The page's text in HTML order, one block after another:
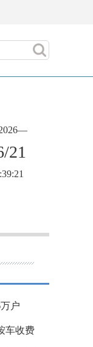
21
户
车收费